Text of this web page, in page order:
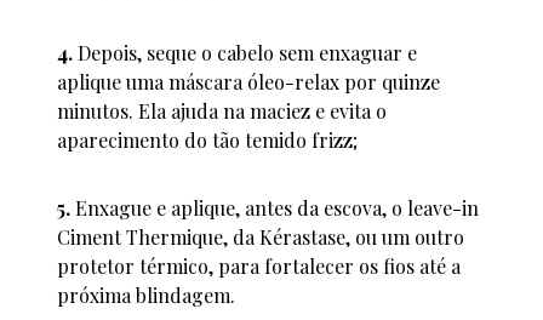
4.Depois, seque o cabelo sem enxaguar e
aplique uma máscara óleo-relax por quinze
minutos. Ela ajuda na maciez e evita o
aparecimento do tão temido frizz;
5.Enxague e aplique, antes da escova, o leave-in
Ciment Thermique, da Kérastase, ou um outro
protetor térmico, para fortalecer os fios até a
próxima blindagem.